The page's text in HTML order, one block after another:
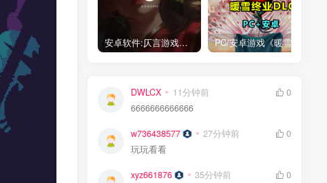
安卓软件:仄言游戏库4.0APP全新上架了！没有下的赶紧下载呀！
DWLCX 11分钟前
0
6666666666666
w736438577 27分钟前
0
玩玩看看
xyz661876 35分钟前
0